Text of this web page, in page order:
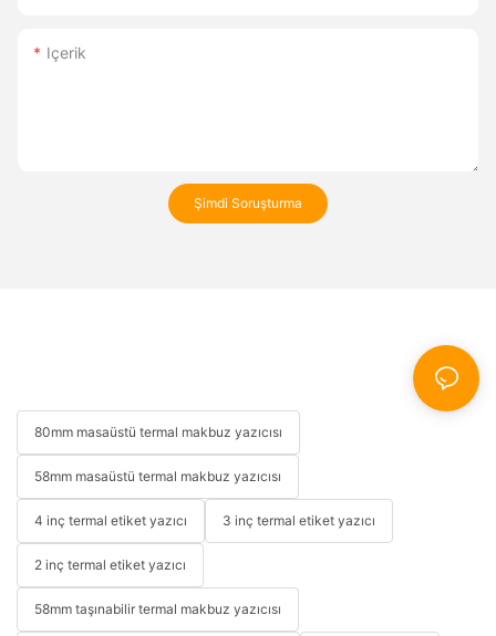
Içerik
Şimdi Soruşturma
80mm masaüstü termal makbuz yazıcısı
58mm masaüstü termal makbuz yazıcısı
4 inç termal etiket yazıcı 3 inç termal etiket yazıcı
2 inç termal etiket yazıcı
58mm taşınabilir termal makbuz yazıcısı